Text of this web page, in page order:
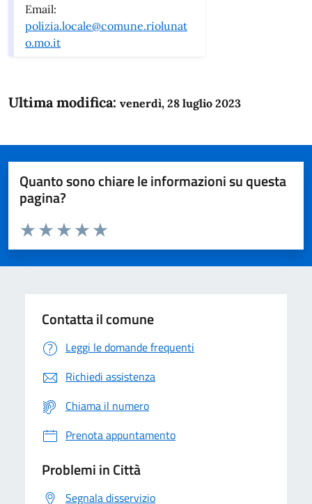
Email:
polizia.locale@comune.riolunat
o.mo.it
Ultima modifica: venerdì, 28 luglio 2023
Quanto sono chiare le informazioni su questa
pagina?
Domanda
Valuta da 1 a 5 stelle la pagina
Valuta 5 stelle su 5
Valuta 4 stelle su 5
Valuta 3 stelle su 5
Valuta 2 stelle su 5
Valuta 1 stelle su 5
Contatta il comune
Leggi le domande frequenti
Richiedi assistenza
Chiama il numero
Prenota appuntamento
Problemi in Città
Segnala disservizio